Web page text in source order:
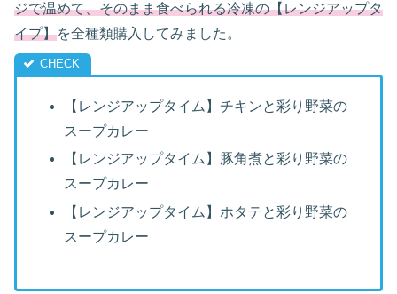
ジで温めて、そのまま食べられる冷凍の【レンジアップタ
イプ】を全種類購入してみました。
【レンジアップタイム】チキンと彩り野菜の
スープカレー
【レンジアップタイム】豚角煮と彩り野菜の
スープカレー
【レンジアップタイム】ホタテと彩り野菜の
スープカレー